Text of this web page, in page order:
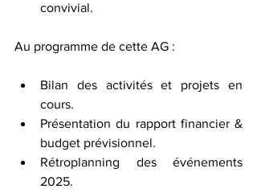
convivial.
Au programme de cette AG :
Bilan des activités et projets en
cours.
Présentation du rapport financier &
budget prévisionnel.
Rétroplanning des événements
2025.